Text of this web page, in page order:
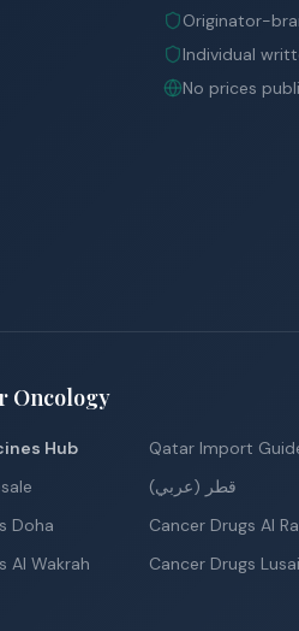
Originator-
Individual
No prices
Hub
Qatar Import
قطر (عربي)
Doha
Cancer Drugs Al
Al Wakrah
Cancer Drugs